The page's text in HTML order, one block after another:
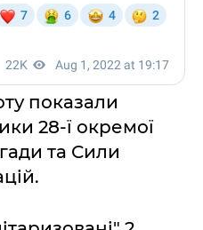
показали
28-ї окремої
та Сили